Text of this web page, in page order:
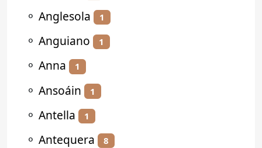
⚬ Anglesola 1
⚬ Anguiano 1
⚬ Anna 1
⚬ Ansoáin 1
⚬ Antella 1
⚬ Antequera 8